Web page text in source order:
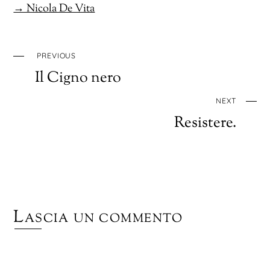
→ Nicola De Vita
PREVIOUS
Il Cigno nero
NEXT
Resistere.
Lascia un commento